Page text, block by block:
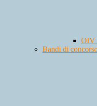
OIV
Bandi di